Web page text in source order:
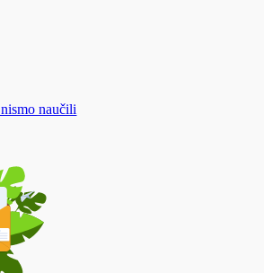
naučili